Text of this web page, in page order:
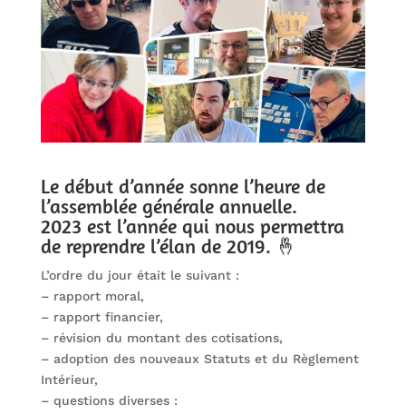
Le début d’année sonne l’heure de
l’assemblée générale annuelle.
2023 est l’année qui nous permettra
de reprendre l’élan de 2019. 🤞
L’ordre du jour était le suivant :
– rapport moral,
– rapport financier,
– révision du montant des cotisations,
– adoption des nouveaux Statuts et du Règlement
Intérieur,
– questions diverses :